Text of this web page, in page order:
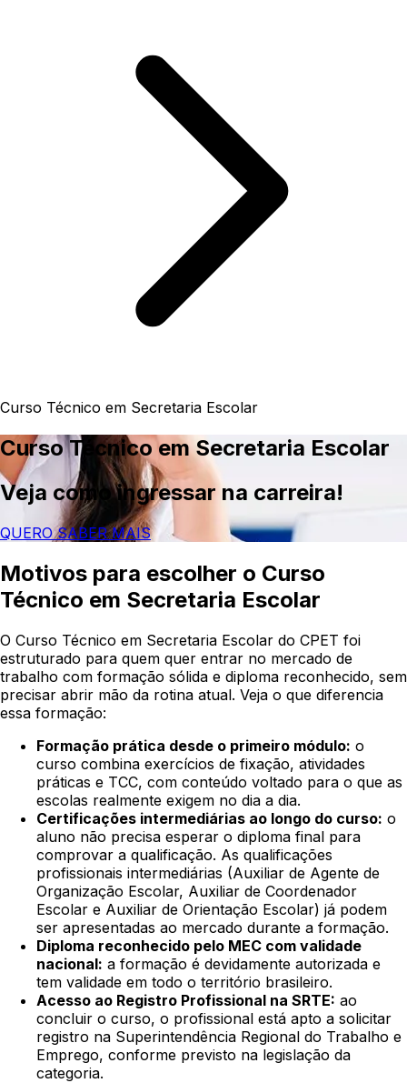
Curso Técnico em Secretaria Escolar
Curso Técnico em Secretaria Escolar
Veja como ingressar na carreira!
QUERO SABER MAIS
Motivos para escolher o Curso
Técnico em Secretaria Escolar
O Curso Técnico em Secretaria Escolar do CPET foi
estruturado para quem quer entrar no mercado de
trabalho com formação sólida e diploma reconhecido, sem
precisar abrir mão da rotina atual. Veja o que diferencia
essa formação:
Formação prática desde o primeiro módulo: o
curso combina exercícios de fixação, atividades
práticas e TCC, com conteúdo voltado para o que as
escolas realmente exigem no dia a dia.
Certificações intermediárias ao longo do curso: o
aluno não precisa esperar o diploma final para
comprovar a qualificação. As qualificações
profissionais intermediárias (Auxiliar de Agente de
Organização Escolar, Auxiliar de Coordenador
Escolar e Auxiliar de Orientação Escolar) já podem
ser apresentadas ao mercado durante a formação.
Diploma reconhecido pelo MEC com validade
nacional: a formação é devidamente autorizada e
tem validade em todo o território brasileiro.
Acesso ao Registro Profissional na SRTE: ao
concluir o curso, o profissional está apto a solicitar
registro na Superintendência Regional do Trabalho e
Emprego, conforme previsto na legislação da
categoria.